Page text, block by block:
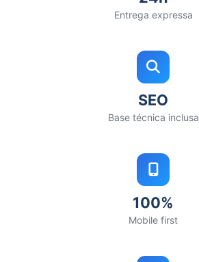
Entrega expressa
SEO
Base técnica inclusa
100%
Mobile first